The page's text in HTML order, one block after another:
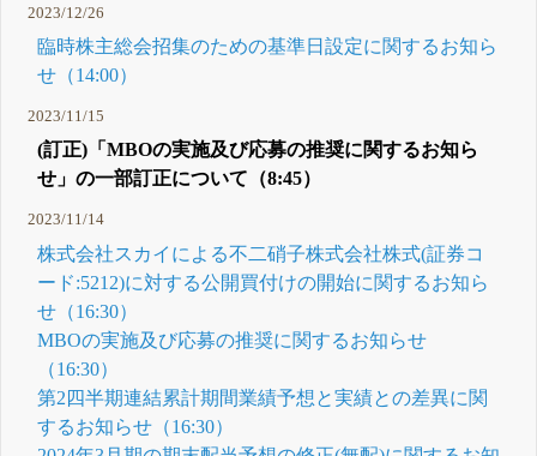
2023/12/26
臨時株主総会招集のための基準日設定に関するお知ら
せ（14:00）
2023/11/15
(訂正)「MBOの実施及び応募の推奨に関するお知ら
せ」の一部訂正について（8:45）
2023/11/14
株式会社スカイによる不二硝子株式会社株式(証券コ
ード:5212)に対する公開買付けの開始に関するお知ら
せ（16:30）
MBOの実施及び応募の推奨に関するお知らせ
（16:30）
第2四半期連結累計期間業績予想と実績との差異に関
するお知らせ（16:30）